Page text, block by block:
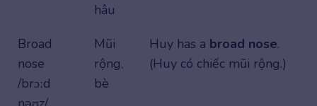
hâu
Broad
nose
/brɔːd
Mũi
rộng,
bè
Huy has a broad nose.
(Huy có chiếc mũi rộng.)